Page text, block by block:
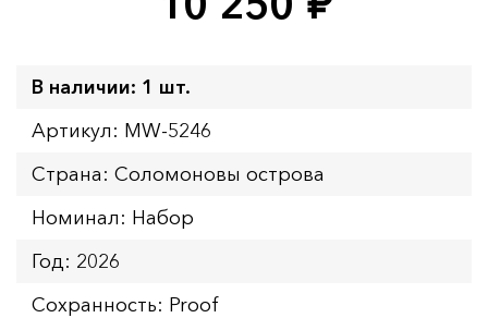
руб.
В наличии: 1 шт.
Артикул: MW-5246
Страна: Соломоновы острова
Номинал: Набор
Год: 2026
Сохранность: Proof